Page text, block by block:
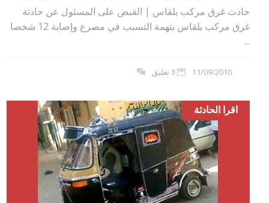
حادث غرق مركب بلقاس | القبض على المسئول عن حادثة
غرق مركب بلقاس بتهمة التسبب في مصرع وإصابة 12 شخصا
...
11/09/2010 3 تعليق
اقرا الحادثة